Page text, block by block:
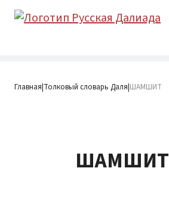
Главная|Толковый словарь Даля|ШАМШИТ
ШАМШИТ